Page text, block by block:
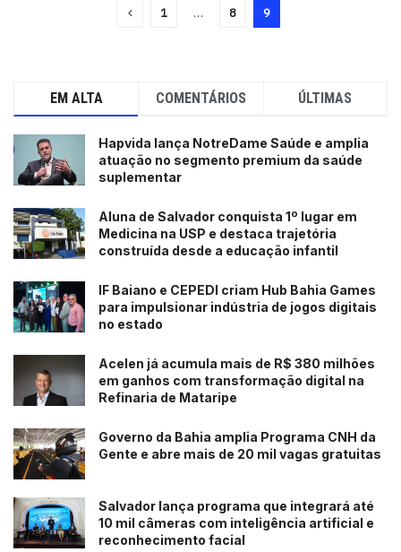
1 … 8 9
EM ALTA COMENTÁRIOS ÚLTIMAS
Hapvida lança NotreDame Saúde e amplia
atuação no segmento premium da saúde
suplementar
Aluna de Salvador conquista 1º lugar em
Medicina na USP e destaca trajetória
construída desde a educação infantil
IF Baiano e CEPEDI criam Hub Bahia Games
para impulsionar indústria de jogos digitais
no estado
Acelen já acumula mais de R$ 380 milhões
em ganhos com transformação digital na
Refinaria de Mataripe
Governo da Bahia amplia Programa CNH da
Gente e abre mais de 20 mil vagas gratuitas
Salvador lança programa que integrará até
10 mil câmeras com inteligência artificial e
reconhecimento facial